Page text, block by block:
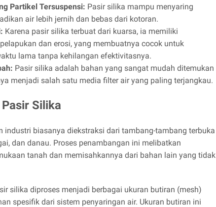
Partikel Tersuspensi: Pasir silika mampu menyaring
air lebih jernih dan bebas dari kotoran.
Karena pasir silika terbuat dari kuarsa, ia memiliki
dan erosi, yang membuatnya cocok untuk
lama tanpa kehilangan efektivitasnya.
Pasir silika adalah bahan yang sangat mudah ditemukan
menjadi salah satu media filter air yang paling terjangkau.
Silika
industri biasanya diekstraksi dari tambang-tambang terbuka
dan danau. Proses penambangan ini melibatkan
tanah dan memisahkannya dari bahan lain yang tidak
silika diproses menjadi berbagai ukuran butiran (mesh)
spesifik dari sistem penyaringan air. Ukuran butiran ini